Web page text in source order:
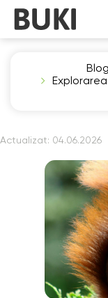
Actualizat: 04.06.2026